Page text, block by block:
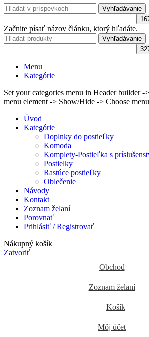
Vyhľadávanie
Začnite písať názov článku, ktorý hľadáte.
Vyhľadávanie
Menu
Kategórie
Set your categories menu in Header builder
menu element -> Show/Hide -> Choose menu
Úvod
Kategórie
Doplnky do postieľky
Komoda
Komplety-Postieľka s
Postielky
Rastúce postieľky
Oblečenie
Návody
Kontakt
Zoznam želaní
Porovnať
Prihlásiť / Registrovať
Nákupný košík
Zatvoriť
Obchod
Zoznam želaní
Košík
Môj účet